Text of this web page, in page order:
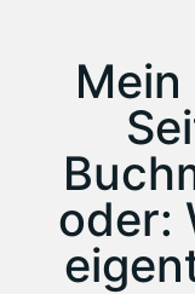
Mein
oder: